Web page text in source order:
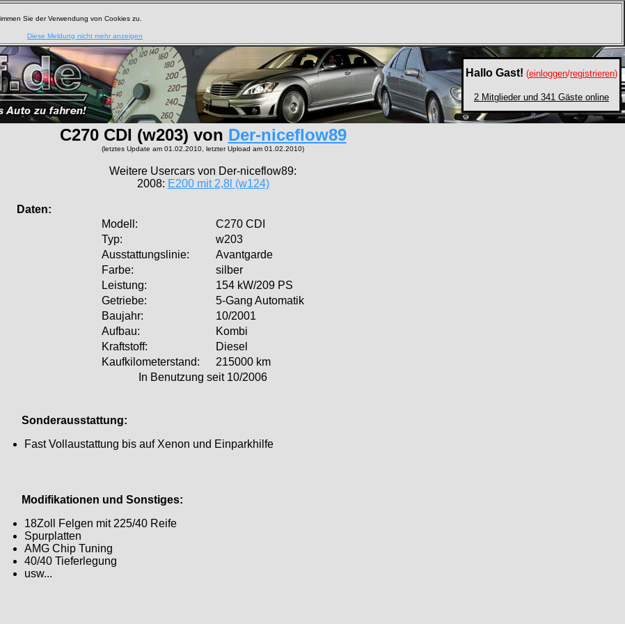
Sie der Verwendung von Cookies zu.
Diese Meldung nicht mehr anzeigen
Hallo Gast! (einloggen/registrieren)
2 Mitglieder und 341 Gäste online
C270 CDI (w203) von Der-niceflow89
(letztes Update am 01.02.2010, letzter Upload am 01.02.2010)
Weitere Usercars von Der-niceflow89:
2008: E200 mit 2,8l (w124)
Modell:
C270 CDI
Typ:
w203
Ausstattungslinie:
Avantgarde
Farbe:
silber
Leistung:
154 kW/209 PS
Getriebe:
5-Gang Automatik
Baujahr:
10/2001
Aufbau:
Kombi
Kraftstoff:
Diesel
Kaufkilometerstand:
215000 km
In Benutzung seit 10/2006
Sonderausstattung:
Fast Vollaustattung bis auf Xenon und Einparkhilfe
Modifikationen und Sonstiges:
18Zoll Felgen mit 225/40 Reife
Spurplatten
AMG Chip Tuning
40/40 Tieferlegung
usw...